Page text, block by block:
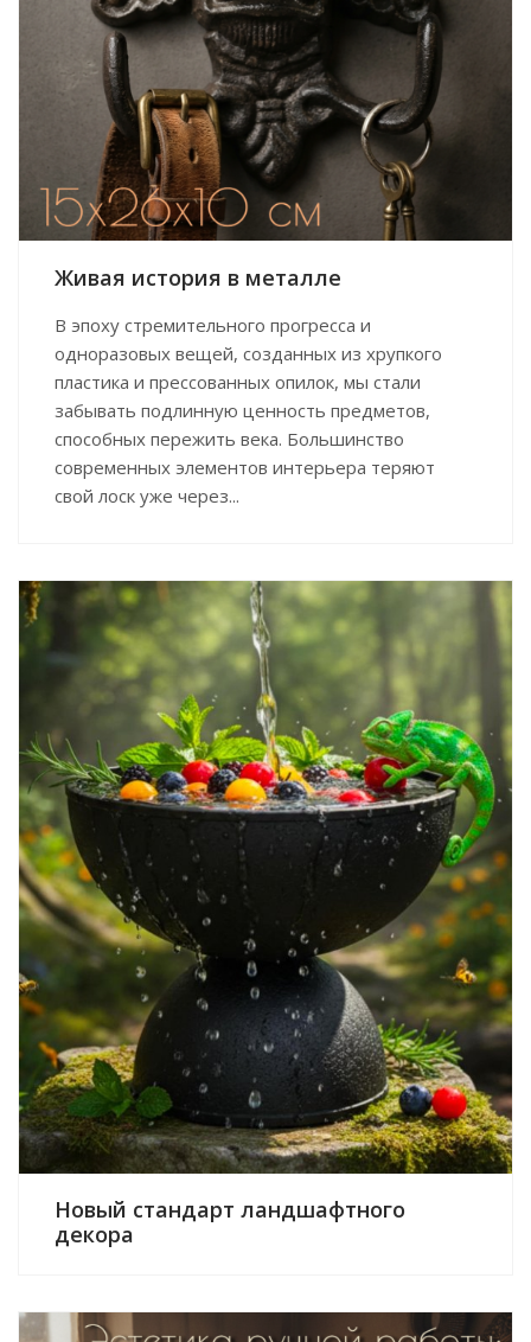
Живая история в металле
В эпоху стремительного прогресса и
одноразовых вещей, созданных из хрупкого
пластика и прессованных опилок, мы стали
забывать подлинную ценность предметов,
способных пережить века. Большинство
современных элементов интерьера теряют
свой лоск уже через...
Новый стандарт ландшафтного
декора